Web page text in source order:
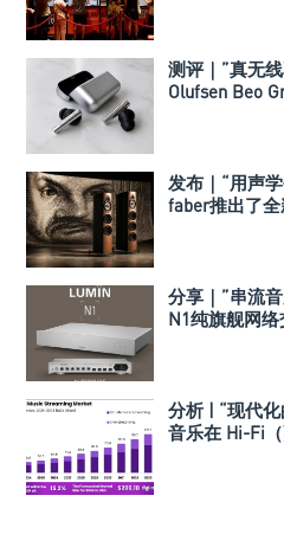
测评｜”真无
Olufsen Beo
发布｜“用声
faber推出了
分享｜”串流
N1纯旗舰网
分析 | “现代
音乐在 Hi-Fi